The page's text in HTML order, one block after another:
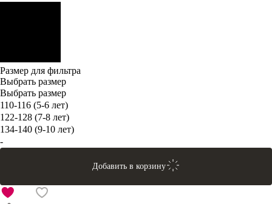
Размер для фильтра
Выбрать размер
Выбрать размер
110-116 (5-6 лет)
122-128 (7-8 лет)
134-140 (9-10 лет)
-
Добавить в корзину